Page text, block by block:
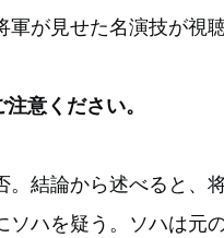
が見せた名演技が視
意ください。
結論から述べると、
ハを疑う。ソハは元